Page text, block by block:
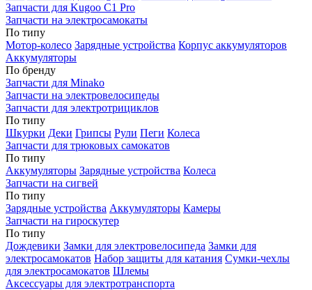
Запчасти для Kugoo C1 Pro
Запчасти на электросамокаты
По типу
Мотор-колесо Зарядные устройства Корпус аккумуляторов
Аккумуляторы
По бренду
Запчасти для Minako
Запчасти на электровелосипеды
Запчасти для электротрициклов
По типу
Шкурки Деки Грипсы Рули Пеги Колеса
Запчасти для трюковых самокатов
По типу
Аккумуляторы Зарядные устройства Колеса
Запчасти на сигвей
По типу
Зарядные устройства Аккумуляторы Камеры
Запчасти на гироскутер
По типу
Дождевики Замки для электровелосипеда Замки для
электросамокатов Набор защиты для катания Сумки-чехлы
для электросамокатов Шлемы
Аксессуары для электротранспорта